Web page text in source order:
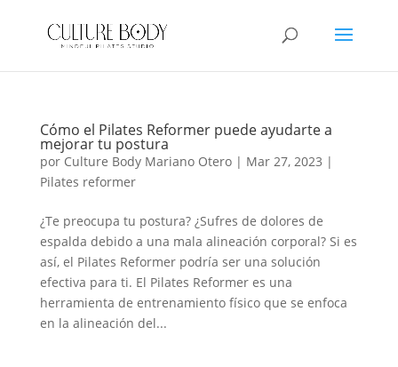
Cómo el Pilates Reformer puede ayudarte a
mejorar tu postura
por Culture Body Mariano Otero| Mar 27, 2023 |
Pilates reformer
¿Te preocupa tu postura? ¿Sufres de dolores de
espalda debido a una mala alineación corporal? Si es
así, el Pilates Reformer podría ser una solución
efectiva para ti. El Pilates Reformer es una
herramienta de entrenamiento físico que se enfoca
en la alineación del...